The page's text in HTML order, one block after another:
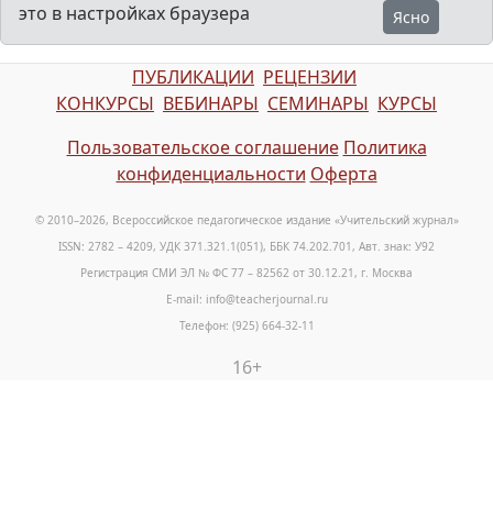
это в настройках браузера
Ясно
ПУБЛИКАЦИИ РЕЦЕНЗИИ
КОНКУРСЫ ВЕБИНАРЫ СЕМИНАРЫ КУРСЫ
Пользовательское соглашение Политика
конфиденциальности Оферта
© 2010–2026, Всероссийское педагогическое издание «Учительский журнал»
ISSN: 2782 – 4209, УДК 371.321.1(051), ББК 74.202.701, Авт. знак: У92
Регистрация СМИ ЭЛ № ФС 77 – 82562 от 30.12.21, г. Москва
E-mail: info@teacherjournal.ru
Телефон: (925) 664-32-11
16+